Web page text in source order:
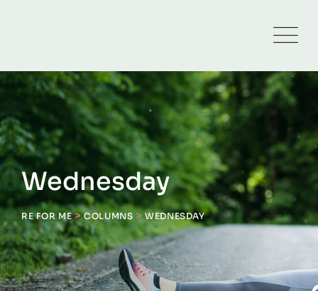
Wednesday
RE FOR ME>COLUMNS >WEDNESDAY